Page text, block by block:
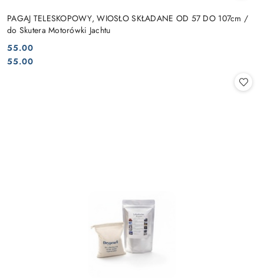
PAGAJ TELESKOPOWY, WIOSŁO SKŁADANE OD 57 DO 107cm /
do Skutera Motorówki Jachtu
Cena:
55.00
Cena:
55.00